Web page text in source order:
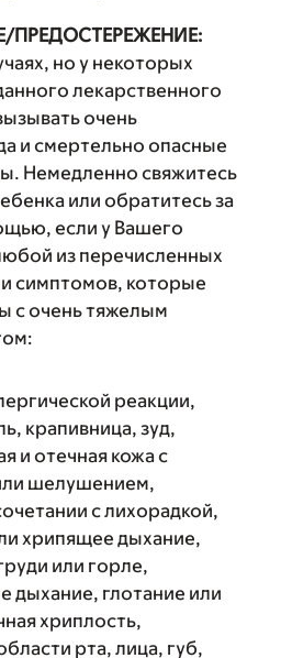
ПРЕДОСТЕРЕЖЕНИЕ:
но у некоторых
лекарственного
очень
и смертельно опасные
Немедленно свяжитесь
или обратитесь за
если у Вашего
из перечисленных
симптомов, которые
с очень тяжелым
реакции,
крапивница, зуд,
и отечная кожа с
шелушением,
с лихорадкой,
хрипящее дыхание,
или горле,
дыхание, глотание или
хриплость,
рта, лица, губ,